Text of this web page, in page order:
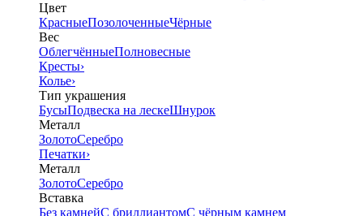
Цвет
КрасныеПозолоченныеЧёрные
Вес
ОблегчённыеПолновесные
Кресты›
Колье›
Тип украшения
БусыПодвеска на лескеШнурок
Металл
ЗолотоСеребро
Печатки›
Металл
ЗолотоСеребро
Вставка
Без камнейС бриллиантомС чёрным камнем